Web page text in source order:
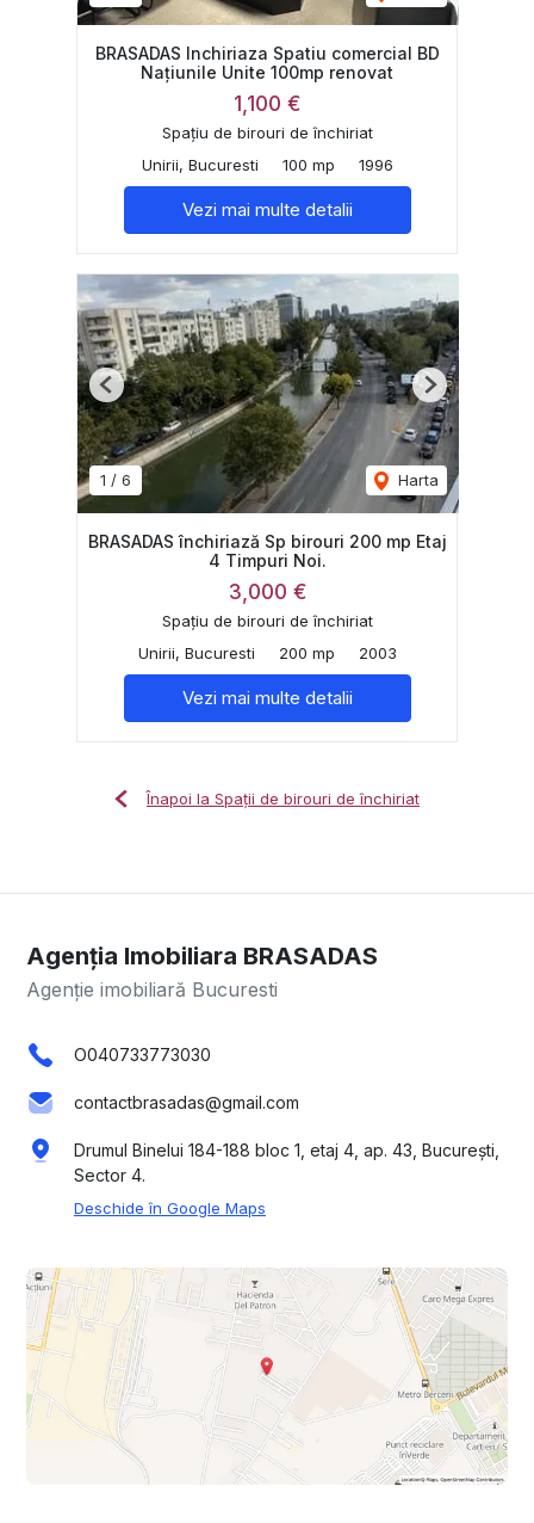
BRASADAS Inchiriaza Spatiu comercial BD
Națiunile Unite 100mp renovat
1,100 €
Spațiu de birouri de închiriat
Unirii, Bucuresti
100 mp 1996
Vezi mai multe detalii
1 / 6 Harta
Previous Next
BRASADAS închiriază Sp birouri 200 mp Etaj
4 Timpuri Noi.
3,000 €
Spațiu de birouri de închiriat
Unirii, Bucuresti
200 mp 2003
Vezi mai multe detalii
Înapoi la Spații de birouri de închiriat
Agenția Imobiliara BRASADAS
Agenție imobiliară Bucuresti
O040733773030
contactbrasadas@gmail.com
Drumul Binelui 184-188 bloc 1, etaj 4, ap. 43, București,
Sector 4.
Deschide în Google Maps